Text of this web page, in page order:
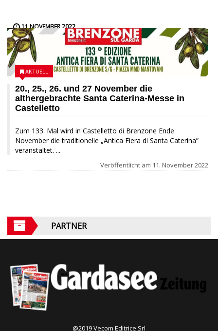
11 NOVEMBER 2022
20., 25., 26. und 27 November die
althergebrachte Santa Caterina-Messe in
Castelletto
Zum 133. Mal wird in Castelletto di Brenzone Ende
November die traditionelle „Antica Fiera di Santa Caterina”
veranstaltet. ...
AKTUELL
Veröffentlicht am 11. November 2022
PARTNER
@2019 Vecom Editrice Srl